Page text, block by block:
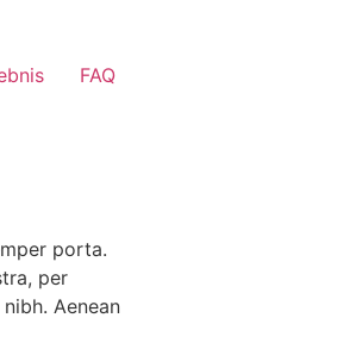
FAQ
porta.
per
Aenean